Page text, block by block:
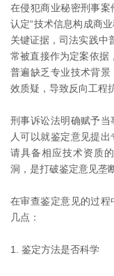
在侵犯商业秘密刑事
认定“技术信息构成商
关键证据，司法实践中
常被直接作为定案依据
普遍缺乏专业技术背
效质疑，导致反向工程
刑事诉讼法明确赋予
人可以就鉴定意见提
请具备相应技术资质
洞，是打破鉴定意见垄
在审查鉴定意见的过
几点：
1. 鉴定方法是否科学